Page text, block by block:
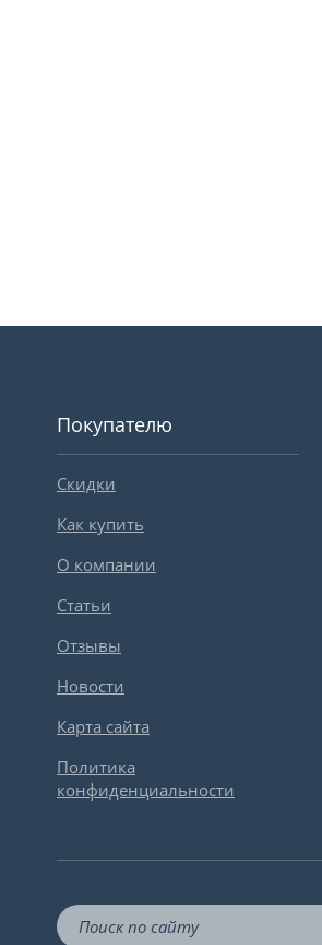
Покупателю
Скидки
Как купить
О компании
Статьи
Отзывы
Новости
Карта сайта
Политика
конфиденциальности